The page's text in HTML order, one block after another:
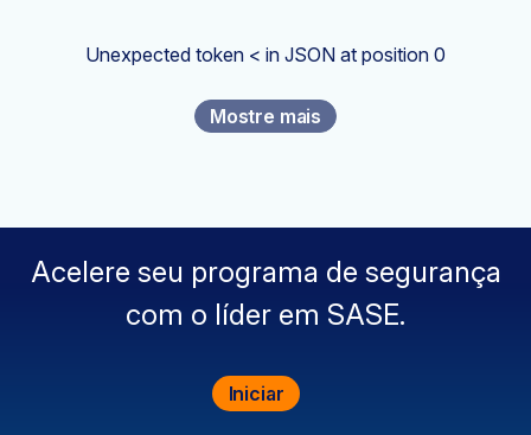
Unexpected token < in JSON at position 0
Mostre mais
Acelere seu programa de segurança
com o líder em SASE.
Iniciar